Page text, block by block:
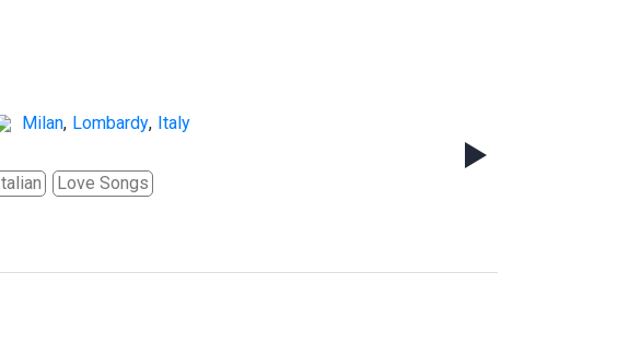
Milan, Lombardy, Italy
Italian Love Songs